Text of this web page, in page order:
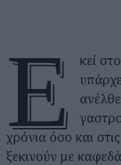
Ε
κεί
χρόνια όσο και
ξεκινούν με